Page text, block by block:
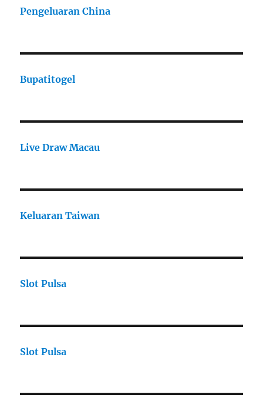
Pengeluaran China
Bupatitogel
Live Draw Macau
Keluaran Taiwan
Slot Pulsa
Slot Pulsa